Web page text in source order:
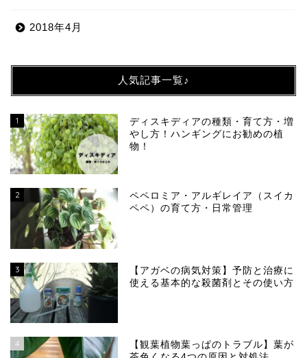
2018年4月
人気記事一覧♪
1
ディスキディアの種類・育て方・増
やし方！ハンギングにお勧めの植
物！
2
ペペロミア・アルギレイア（スイカ
ペペ）の育て方・日常管理
3
【アガベの病気対策】予防と治療に
使える基本的な殺菌剤とその使い方
4
【観葉植物葉っぱのトラブル】葉が